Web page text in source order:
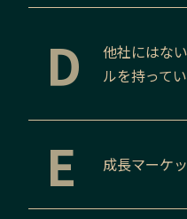
D
他社にはな
ルを持って
E 成長マーケ